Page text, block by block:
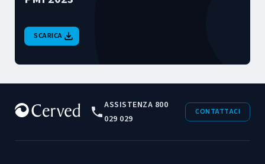
SCARICA
ASSISTENZA 800
029 029
CONTATTACI